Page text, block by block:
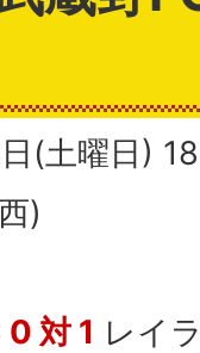
(土曜日)
)
0 対 1 レイ